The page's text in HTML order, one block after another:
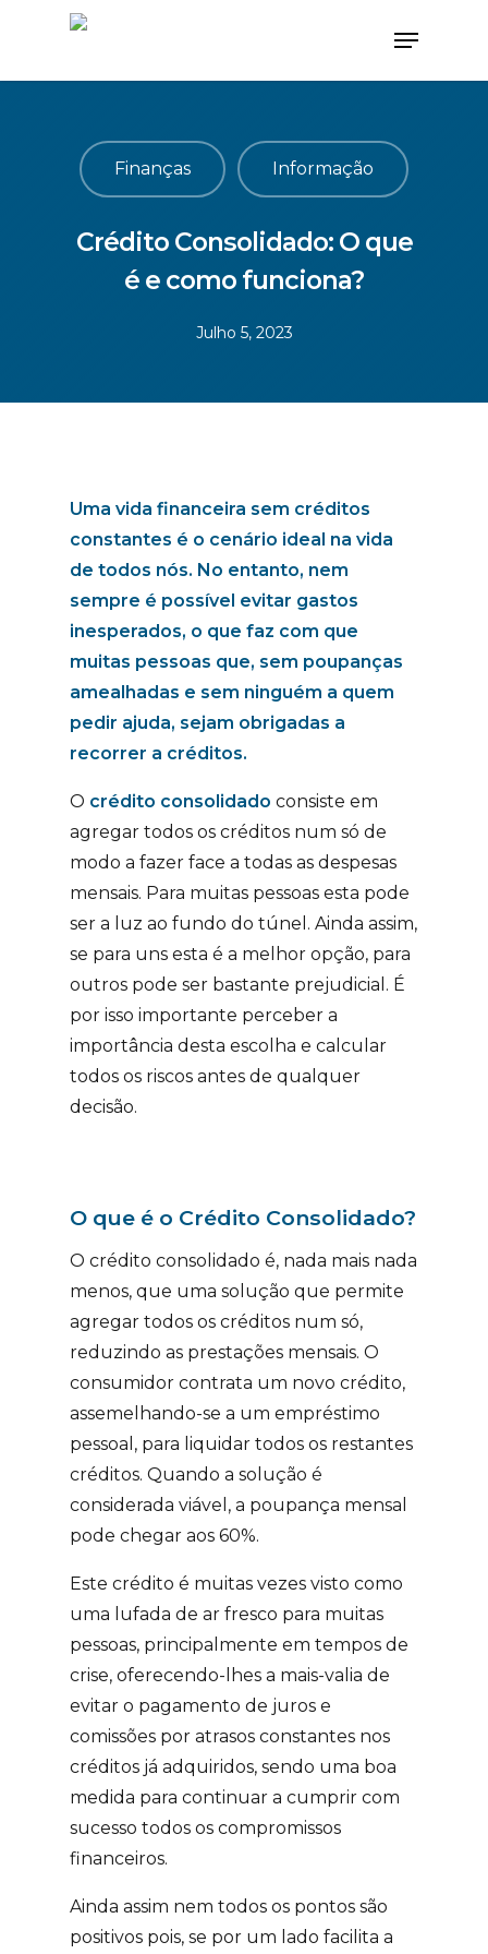
Finanças Informação
Crédito Consolidado: O que
é e como funciona?
Julho 5, 2023
Uma vida financeira sem créditos
constantes é o cenário ideal na vida
de todos nós. No entanto, nem
sempre é possível evitar gastos
inesperados, o que faz com que
muitas pessoas que, sem poupanças
amealhadas e sem ninguém a quem
pedir ajuda, sejam obrigadas a
recorrer a créditos.
O crédito consolidado consiste em
agregar todos os créditos num só de
modo a fazer face a todas as despesas
mensais. Para muitas pessoas esta pode
ser a luz ao fundo do túnel. Ainda assim,
se para uns esta é a melhor opção, para
outros pode ser bastante prejudicial. É
por isso importante perceber a
importância desta escolha e calcular
todos os riscos antes de qualquer
decisão.
O que é o Crédito Consolidado?
O crédito consolidado é, nada mais nada
menos, que uma solução que permite
agregar todos os créditos num só,
reduzindo as prestações mensais. O
consumidor contrata um novo crédito,
assemelhando-se a um empréstimo
pessoal, para liquidar todos os restantes
créditos. Quando a solução é
considerada viável, a poupança mensal
pode chegar aos 60%.
Este crédito é muitas vezes visto como
uma lufada de ar fresco para muitas
pessoas, principalmente em tempos de
crise, oferecendo-lhes a mais-valia de
evitar o pagamento de juros e
comissões por atrasos constantes nos
créditos já adquiridos, sendo uma boa
medida para continuar a cumprir com
sucesso todos os compromissos
financeiros.
Ainda assim nem todos os pontos são
positivos pois, se por um lado facilita a